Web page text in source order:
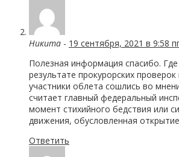
Никита - 19 сентября, 2021 в 9:58
Полезная информация спасибо.
результате прокурорских
участники облета сошлись во
считает главный федеральный
момент стихийного бедствия или
движения, обусловленная
Ответить